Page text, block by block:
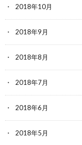
2018年10月
2018年9月
2018年8月
2018年7月
2018年6月
2018年5月